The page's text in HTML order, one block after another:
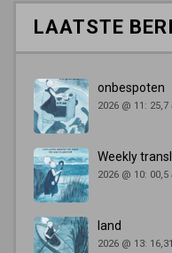
LAATSTE
onbespoten
2026 @ 11:
Weekly
2026 @ 10:
land
2026 @ 13: